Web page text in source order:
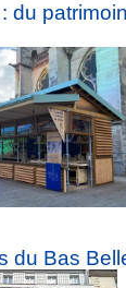
du
du Bas